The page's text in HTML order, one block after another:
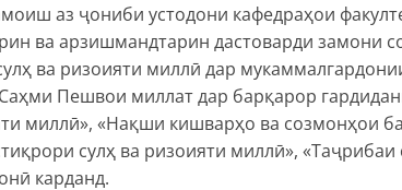
аз ҷониби устодони кафедраҳои
ва арзишмандтарин дастоварди замони
ва ризоияти миллӣ дар
Пешвои миллат дар барқарор
миллӣ», «Нақши кишварҳо ва созмонҳои
сулҳ ва ризоияти миллӣ», «Таҷрибаи
карданд.